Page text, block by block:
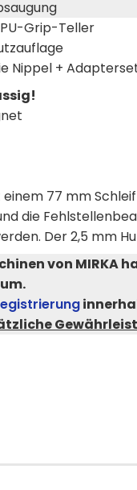
Grip-Teller
Nippel +
einem 77 mm
die
Der 2,5 mm
von MIRKA